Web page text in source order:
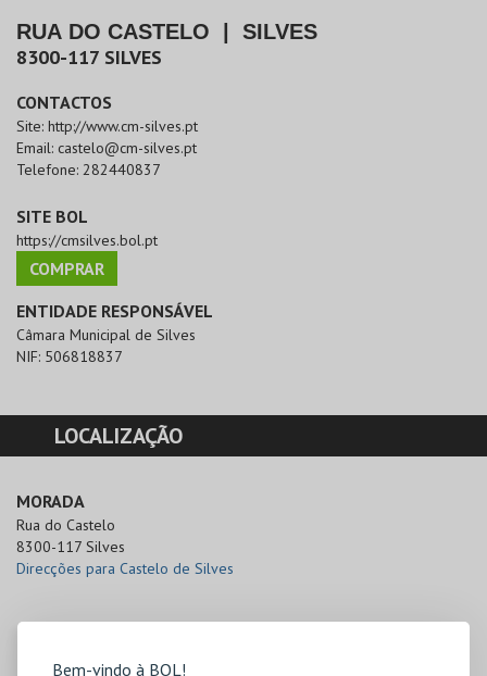
Bem-vindo à BOL!
RUA DO CASTELO SILVES
8300-117 SILVES
CONTACTOS
Site: http://www.cm-silves.pt
Email: castelo@cm-silves.pt
Telefone: 282440837
SITE BOL
https://cmsilves.bol.pt
COMPRAR
ENTIDADE RESPONSÁVEL
Câmara Municipal de Silves
NIF: 506818837
LOCALIZAÇÃO
MORADA
Rua do Castelo
8300-117 Silves
Direcções para Castelo de Silves